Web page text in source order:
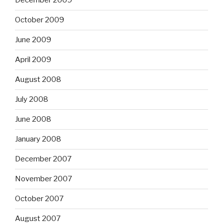
October 2009
June 2009
April 2009
August 2008
July 2008
June 2008
January 2008
December 2007
November 2007
October 2007
August 2007